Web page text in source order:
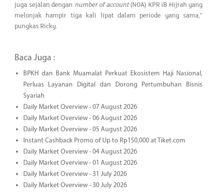
juga sejalan dengan number of account(NOA) KPR iB Hijrah yang
melonjak hampir tiga kali lipat dalam periode yang sama,”
pungkas Ricky.
Baca Juga :
BPKH dan Bank Muamalat Perkuat Ekosistem Haji Nasional,
Perluas Layanan Digital dan Dorong Pertumbuhan Bisnis
Syariah
Daily Market Overview - 07 August 2026
Daily Market Overview - 06 August 2026
Daily Market Overview - 05 August 2026
Instant Cashback Promo of Up to Rp150,000 at Tiket.com
Daily Market Overview - 04 August 2026
Daily Market Overview - 01 August 2026
Daily Market Overview - 31 July 2026
Daily Market Overview - 30 July 2026